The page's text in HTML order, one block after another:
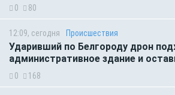
0 80
12:09, сегодня Происшествия
Ударивший по Белгороду дрон
административное здание и
0 168